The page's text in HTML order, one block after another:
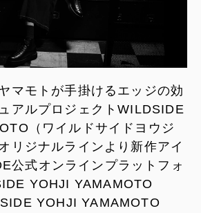
マモトが手掛けるエッジの効
アルプロジェクトWILDSIDE
（ワイルドサイドヨウジ
リジナルラインより新作アイ
公式オンラインプラットフォ
YOHJI YAMAMOTO
YOHJI YAMAMOTO